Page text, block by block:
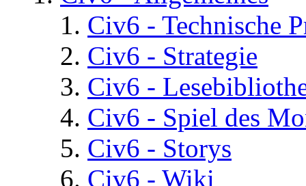
Civ6 - Technische
Civ6 - Strategie
Civ6 -
Civ6 - Spiel des
Civ6 - Storys
Civ6 - Wiki